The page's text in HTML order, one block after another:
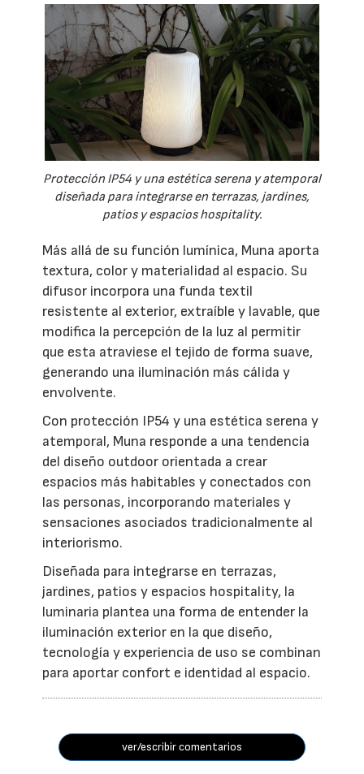
Protección IP54 y una estética serena y atemporal
diseñada para integrarse en terrazas, jardines,
patios y espacios hospitality.
Más allá de su función lumínica, Muna aporta
textura, color y materialidad al espacio. Su
difusor incorpora una funda textil
resistente al exterior, extraíble y lavable, que
modifica la percepción de la luz al permitir
que esta atraviese el tejido de forma suave,
generando una iluminación más cálida y
envolvente.
Con protección IP54 y una estética serena y
atemporal, Muna responde a una tendencia
del diseño outdoor orientada a crear
espacios más habitables y conectados con
las personas, incorporando materiales y
sensaciones asociados tradicionalmente al
interiorismo.
Diseñada para integrarse en terrazas,
jardines, patios y espacios hospitality, la
luminaria plantea una forma de entender la
iluminación exterior en la que diseño,
tecnología y experiencia de uso se combinan
para aportar confort e identidad al espacio.
ver/escribir comentarios